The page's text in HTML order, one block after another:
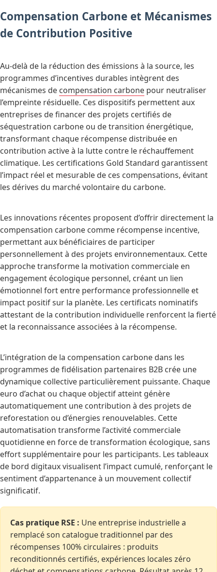
Compensation Carbone et Mécanismes
de Contribution Positive
Au-delà de la réduction des émissions à la source, les
programmes d’incentives durables intègrent des
mécanismes de compensation carbone pour neutraliser
l’empreinte résiduelle. Ces dispositifs permettent aux
entreprises de financer des projets certifiés de
séquestration carbone ou de transition énergétique,
transformant chaque récompense distribuée en
contribution active à la lutte contre le réchauffement
climatique. Les certifications Gold Standard garantissent
l’impact réel et mesurable de ces compensations, évitant
les dérives du marché volontaire du carbone.
Les innovations récentes proposent d’offrir directement la
compensation carbone comme récompense incentive,
permettant aux bénéficiaires de participer
personnellement à des projets environnementaux. Cette
approche transforme la motivation commerciale en
engagement écologique personnel, créant un lien
émotionnel fort entre performance professionnelle et
impact positif sur la planète. Les certificats nominatifs
attestant de la contribution individuelle renforcent la fierté
et la reconnaissance associées à la récompense.
L’intégration de la compensation carbone dans les
programmes de fidélisation partenaires B2B crée une
dynamique collective particulièrement puissante. Chaque
euro d’achat ou chaque objectif atteint génère
automatiquement une contribution à des projets de
reforestation ou d’énergies renouvelables. Cette
automatisation transforme l’activité commerciale
quotidienne en force de transformation écologique, sans
effort supplémentaire pour les participants. Les tableaux
de bord digitaux visualisent l’impact cumulé, renforçant le
sentiment d’appartenance à un mouvement collectif
significatif.
Cas pratique RSE : Une entreprise industrielle a
remplacé son catalogue traditionnel par des
récompenses 100% circulaires : produits
reconditionnés certifiés, expériences locales zéro